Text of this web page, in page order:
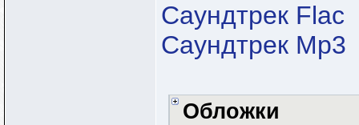
Саундтрек Flac
Саундтрек Mp3
Обложки